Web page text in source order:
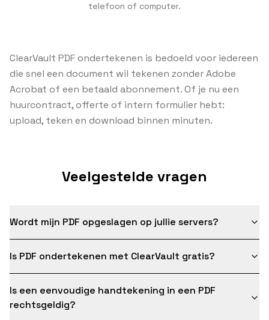
telefoon of computer.
ClearVault PDF ondertekenen is bedoeld voor iedereen
die snel een document wil tekenen zonder Adobe
Acrobat of een betaald abonnement. Of je nu een
huurcontract, offerte of intern formulier hebt:
upload, teken en download binnen minuten.
Veelgestelde vragen
Wordt mijn PDF opgeslagen op jullie servers?
Is PDF ondertekenen met ClearVault gratis?
Is een eenvoudige handtekening in een PDF
rechtsgeldig?